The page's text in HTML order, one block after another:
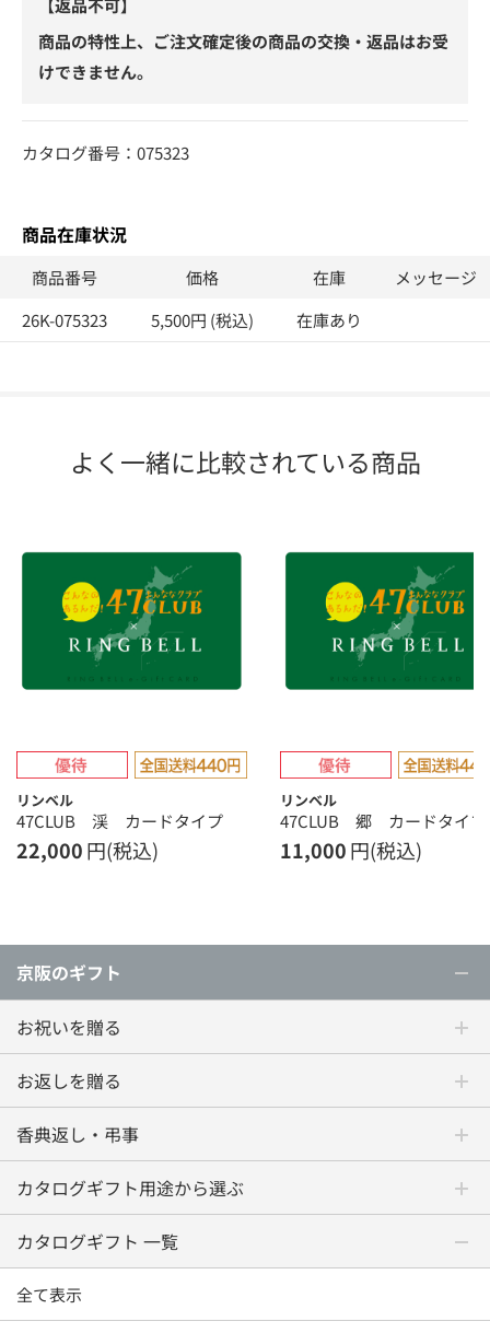
商品の特性上、ご注文確定後の商品の交換・返品はお受
けできません。
カタログ番号：075323
商品在庫状況
商品番号 価格 在庫
メッセージ
26K-075323
5,500円 (税込) 在庫あり
よく一緒に比較されている商品
リンベル
47CLUB 渓 カードタイプ
22,000円(税込)
リンベル
47CLUB 郷 カードタイプ
11,000円(税込)
京阪のギフト
お祝いを贈る
お返しを贈る
香典返し・弔事
カタログギフト用途から選ぶ
カタログギフト 一覧
全て表示